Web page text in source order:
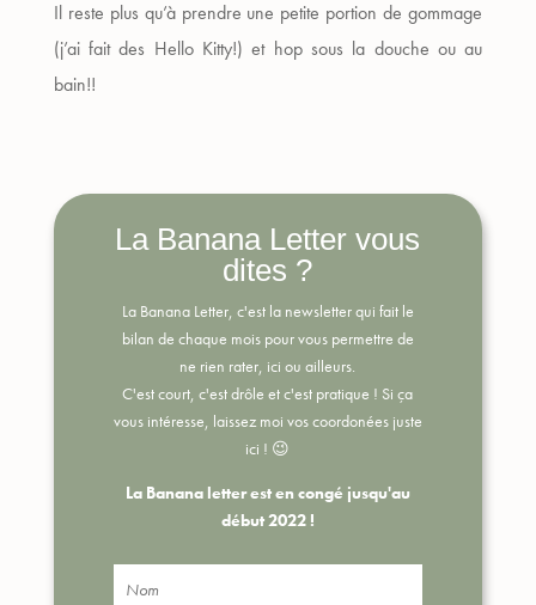
Il reste plus qu’à prendre une petite portion de gommage
(j’ai fait des Hello Kitty!) et hop sous la douche ou au
bain!!
La Banana Letter vous
dites ?
La Banana Letter, c'est la newsletter qui fait le
bilan de chaque mois pour vous permettre de
ne rien rater, ici ou ailleurs.
C'est court, c'est drôle et c'est pratique ! Si ça
vous intéresse, laissez moi vos coordonées juste
ici ! 😉
La Banana letter est en congé jusqu'au
début 2022 !